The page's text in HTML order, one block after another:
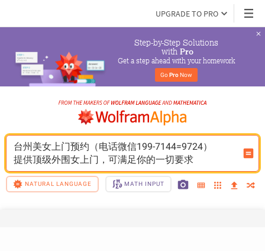
UPGRADE TO PRO
Step-by-Step Solutions
with Pro
Get a step ahead with your homework
Go Pro Now
台州美女上门预约（电话微信199-7144=9724）
提供顶级外围女上门，可满足你的一切要求
NATURAL LANGUAGE MATH INPUT